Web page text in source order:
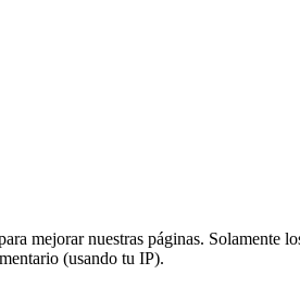
mejorar nuestras páginas. Solamente
(usando tu IP).